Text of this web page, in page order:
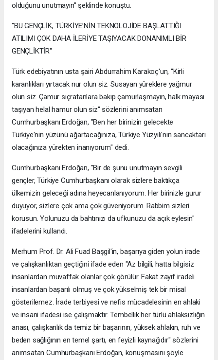
olduğunu unutmayın" şeklinde konuştu.
"BU GENÇLİK, TÜRKİYE’NİN TEKNOLOJİDE BAŞLATTIĞI
ATILIMI ÇOK DAHA İLERİYE TAŞIYACAK DONANIMLI BİR
GENÇLİKTİR"
Türk edebiyatının usta şairi Abdurrahim Karakoç'un, "Kirli
karanlıkları yırtacak nur olun siz. Susayan yüreklere yağmur
olun siz. Çamur sıçratanlara bakıp çamurlaşmayın, halk mayası
taşıyan helal hamur olun siz" sözlerini anımsatan
Cumhurbaşkanı Erdoğan, "Ben her birinizin gelecekte
Türkiye'nin yüzünü ağartacağınıza, Türkiye Yüzyılı'nın sancaktarı
olacağınıza yürekten inanıyorum" dedi.
Cumhurbaşkanı Erdoğan, "Bir de şunu unutmayın sevgili
gençler, Türkiye Cumhurbaşkanı olarak sizlere baktıkça
ülkemizin geleceği adına heyecanlanıyorum. Her birinizle gurur
duyuyor, sizlere çok ama çok güveniyorum. Rabbim sizleri
korusun. Yolunuzu da bahtınızı da ufkunuzu da açık eylesin"
ifadelerini kullandı.
Merhum Prof. Dr. Ali Fuad Başgil'in, başarıya giden yolun irade
ve çalışkanlıktan geçtiğini ifade eden "Az bilgili, hatta bilgisiz
insanlardan muvaffak olanlar çok görülür. Fakat zayıf iradeli
insanlardan başarılı olmuş ve çok yükselmiş tek bir misal
gösterilemez. İrade terbiyesi ve nefis mücadelesinin en ahlaki
ve insani ifadesi ise çalışmaktır. Tembellik her türlü ahlaksızlığın
anası, çalışkanlık da temiz bir başarının, yüksek ahlakın, ruh ve
beden sağlığının en temel şartı, en feyizli kaynağıdır" sözlerini
anımsatan Cumhurbaşkanı Erdoğan, konuşmasını şöyle